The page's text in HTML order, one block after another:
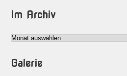
Im Archiv
Im
Galerie